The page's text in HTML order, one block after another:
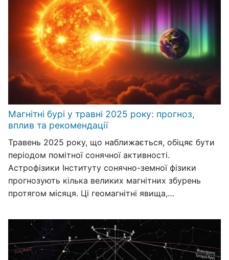
Магнітні бурі у травні 2025 року: прогноз,
вплив та рекомендації
Травень 2025 року, що наближається, обіцяє бути
періодом помітної сонячної активності.
Астрофізики Інституту сонячно-земної фізики
прогнозують кілька великих магнітних збурень
протягом місяця. Ці геомагнітні явища,…